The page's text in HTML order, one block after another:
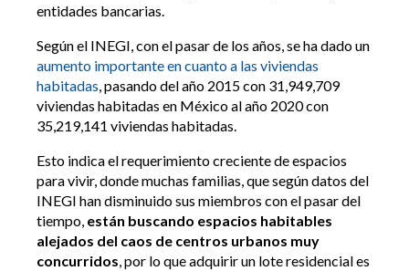
entidades bancarias.
Según el INEGI, con el pasar de los años, se ha dado un
aumento importante en cuanto a las viviendas
habitadas, pasando del año 2015 con 31,949,709
viviendas habitadas en México al año 2020 con
35,219,141 viviendas habitadas.
Esto indica el requerimiento creciente de espacios
para vivir, donde muchas familias, que según datos del
INEGI han disminuido sus miembros con el pasar del
tiempo, están buscando espacios habitables
alejados del caos de centros urbanos muy
concurridos, por lo que adquirir un lote residencial es